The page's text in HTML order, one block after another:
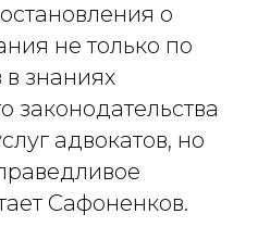
о
не только по
знаниях
законодательства
адвокатов, но
Сафоненков.